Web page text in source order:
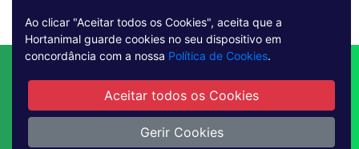
Quem Somos
Métodos de Pagamento
Condições Gerais de Utilização
Livro de reclamações online
Ao clicar "Aceitar todos os Cookies", aceita que a
Hortanimal guarde cookies no seu dispositivo em
concordância com a nossa Política de Cookies.
Aceitar todos os Cookies
Gerir Cookies